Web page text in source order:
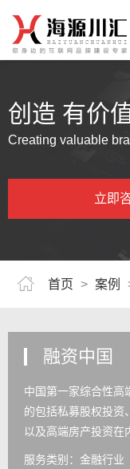
创造 有价
Creating valuable
立即
首页 > 案例
融资中国
中国第一家综合性高
的包括私募股权投资
以及高端房产投资在
服务类别：金融行业